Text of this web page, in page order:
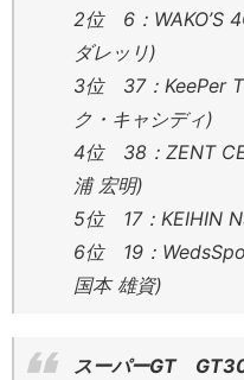
2位 6：WAKO’S
ダレッリ)
3位 37：KeePer
ク・キャシディ)
4位 38：ZENT
浦 宏明)
5位 17：KEIHIN
6位 19：
国本 雄資)
スーパーGT